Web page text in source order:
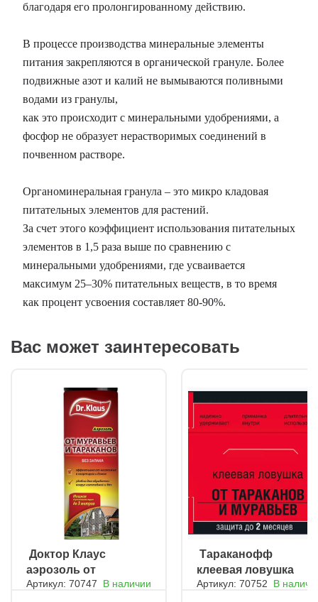
благодаря его пролонгированному действию.
В процессе производства минеральные элементы
питания закрепляются в органической грануле. Более
подвижные азот и калий не вымываются поливными
водами из гранулы,
как это происходит с минеральными удобрениями, а
фосфор не образует нерастворимых соединений в
почвенном растворе.
Органоминеральная гранула – это микро кладовая
питательных элементов для растений.
За счет этого коэффициент использования питательных
элементов в 1,5 раза выше по сравнению с
минеральными удобрениями, где усваивается
максимум 25–30% питательных веществ, в то время
как процент усвоения составляет 80-90%.
Вас может заинтересовать
ㅤ Доктор Клаус
аэрозоль от
муравьёв,
Артикул: 70747 В наличии
ㅤ Тараканофф
клеевая ловушка
от тараканов и
Артикул: 70752 В